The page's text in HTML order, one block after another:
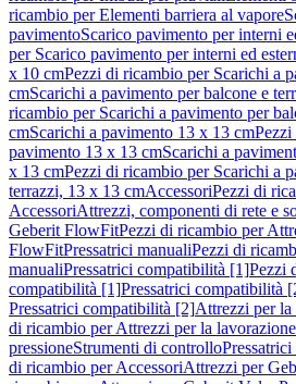
ricambio per Elementi barriera al vapore
pavimentoScarico pavimento per interni
per Scarico pavimento per interni ed
x 10 cmPezzi di ricambio per Scarichi a
cmScarichi a pavimento per balcone e
ricambio per Scarichi a pavimento per
cmScarichi a pavimento 13 x 13 cmPezzi
pavimento 13 x 13 cmScarichi a
x 13 cmPezzi di ricambio per Scarichi a
terrazzi, 13 x 13 cmAccessoriPezzi di
AccessoriAttrezzi, componenti di rete e
Geberit FlowFitPezzi di ricambio per
FlowFitPressatrici manualiPezzi di
manualiPressatrici compatibilità [1]Pezzi
compatibilità [1]Pressatrici compatibilità
Pressatrici compatibilità [2]Attrezzi per
di ricambio per Attrezzi per la
pressioneStrumenti di controllo
di ricambio per AccessoriAttrezzi per